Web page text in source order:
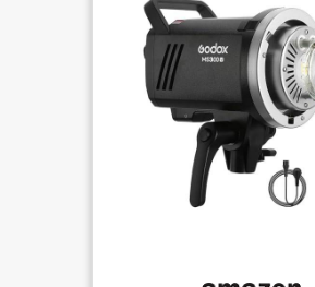
précise sur le panneau LCD, 40
Mémoire automatique et
paramètres de panneau
Excellente dissipation de la
métallique compact et léger,
de la chaleur. Ventilateur intégré
protéger le tube flash et prolonger
durée de vie.